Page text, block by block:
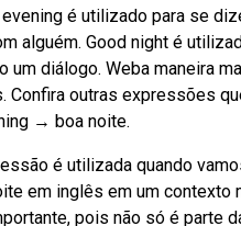
é utilizado para se
alguém. Good night é
um diálogo. Weba maneira
Confira outras expressões
→ boa noite.
é utilizada quando
em inglês em um contexto
pois não só é parte